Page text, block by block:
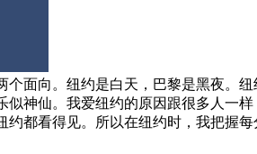
面向。纽约是白天，巴黎是黑夜。
似神仙。我爱纽约的原因跟很多人一
约都看得见。所以在纽约时，我把